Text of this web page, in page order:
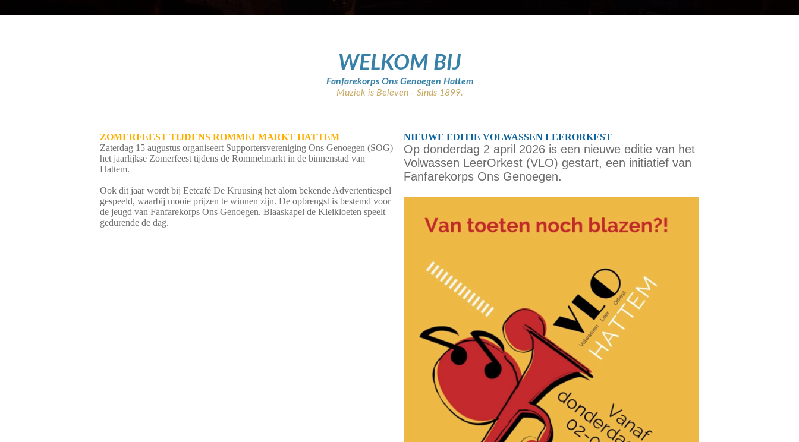
WELKOM BIJ
Fanfarekorps OnsGenoegen Hattem
Muziek is Beleven - Sinds 1899.
ZOMERFEEST TIJDENS ROMMELMARKT HATTEM
Zaterdag 15 augustus organiseert Supportersvereniging Ons Genoegen (SOG)
het jaarlijkse Zomerfeest tijdens de Rommelmarkt in de binnenstad van
Hattem.
Ook dit jaar wordt bij Eetcafé De Kruusing het alom bekende Advertentiespel
gespeeld, waarbij mooie prijzen te winnen zijn. De opbrengst is bestemd voor
de jeugd van Fanfarekorps Ons Genoegen. Blaaskapel de Kleikloeten speelt
gedurende de dag.
NIEUWE EDITIE VOLWASSEN LEERORKEST
Op donderdag 2 april 2026 is een nieuwe editie van het
Volwassen LeerOrkest (VLO) gestart, een initiatief van
Fanfarekorps Ons Genoegen.